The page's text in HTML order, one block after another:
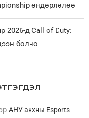
өндөрлөлөө
2026-д Call of Duty:
болно
АНУ анхны Esports